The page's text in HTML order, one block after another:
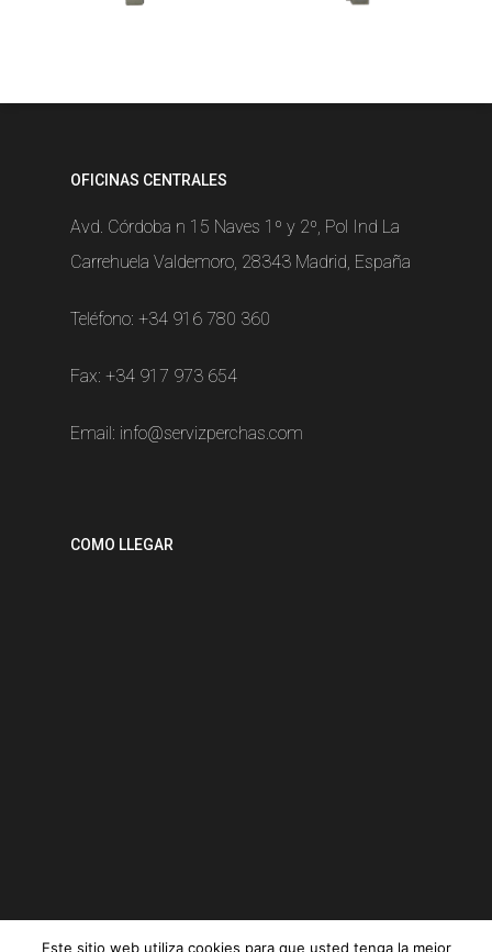
OFICINAS CENTRALES
Avd. Córdoba n 15 Naves 1º y 2º, Pol Ind La
Carrehuela Valdemoro, 28343 Madrid, España
Teléfono: +34 916 780 360
Fax: +34 917 973 654
Email: info@servizperchas.com
COMO LLEGAR
Este sitio web utiliza cookies para que usted tenga la mejor